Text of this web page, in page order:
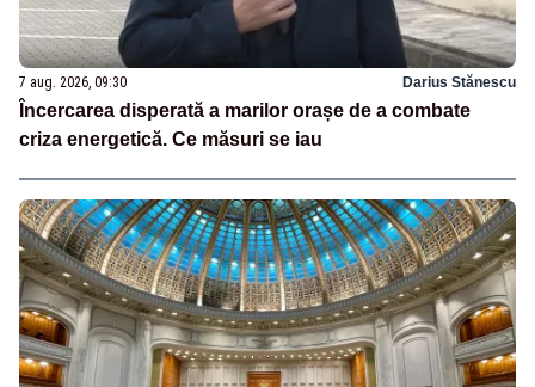
7 aug. 2026, 09:30 Darius Stănescu
Încercarea disperată a marilor orașe de a combate
criza energetică. Ce măsuri se iau